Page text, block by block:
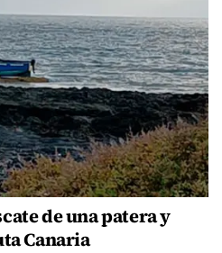
de una patera y
Canaria